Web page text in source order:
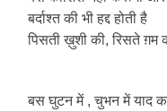
बर्दाश्त की भी हद्द होती है
पिसती ख़ुशी की, रिसते ग़म
बस घुटन में , चुभन में याद